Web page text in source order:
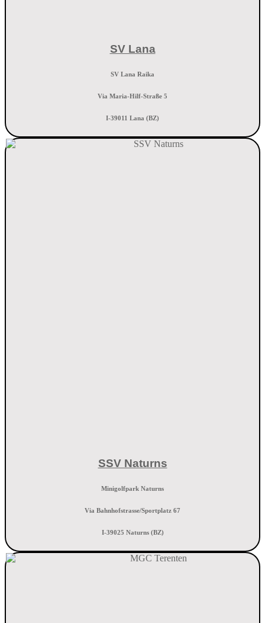
SV Lana
SV Lana Raika
Via Maria-Hilf-Straße 5
I-39011 Lana (BZ)
SSV Naturns
Minigolfpark Naturns
Via Bahnhofstrasse/Sportplatz 67
I-39025 Naturns (BZ)